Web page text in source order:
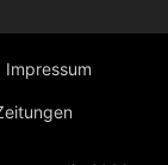
Impressum